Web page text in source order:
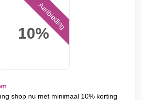
10%
Aanbieding
shop nu met minimaal 10% korting